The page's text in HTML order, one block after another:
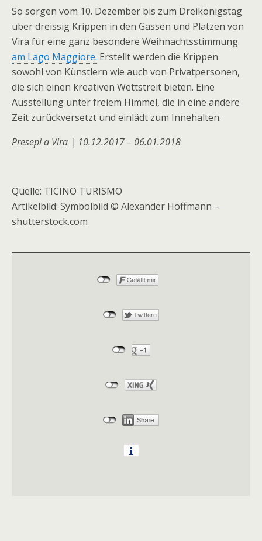
So sorgen vom 10. Dezember bis zum Dreikönigstag
über dreissig Krippen in den Gassen und Plätzen von
Vira für eine ganz besondere Weihnachtsstimmung
am Lago Maggiore. Erstellt werden die Krippen
sowohl von Künstlern wie auch von Privatpersonen,
die sich einen kreativen Wettstreit bieten. Eine
Ausstellung unter freiem Himmel, die in eine andere
Zeit zurückversetzt und einlädt zum Innehalten.
Presepi a Vira | 10.12.2017 – 06.01.2018
Quelle: TICINO TURISMO
Artikelbild: Symbolbild © Alexander Hoffmann –
shutterstock.com